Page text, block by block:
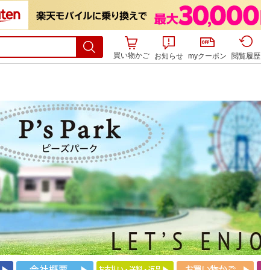
買い物かご お知らせ myクーポン 閲覧履歴